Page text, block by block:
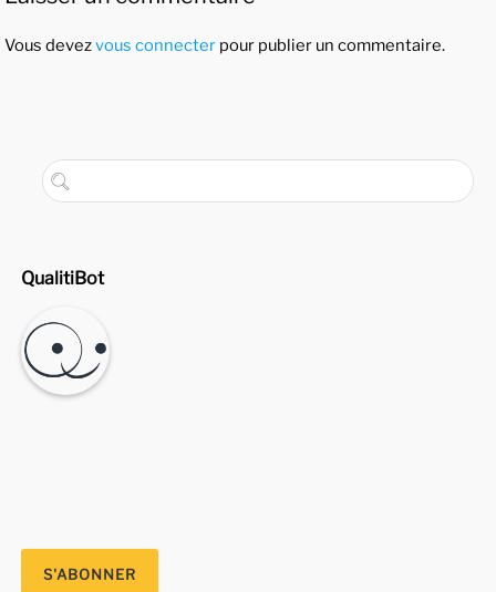
Vous devezvous connecter pour publier un commentaire.
QualitiBot